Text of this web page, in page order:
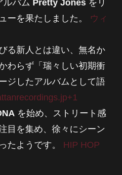
ルバム Pretty Jonesをリ
ーを果たしました。
ウィ
る新人とは違い、無名か
わらず「瑞々しい初期衝
ジしたアルバムとして語
を始め、ストリート感
目を集め、徐々にシーン
たようです。 HIP HOP